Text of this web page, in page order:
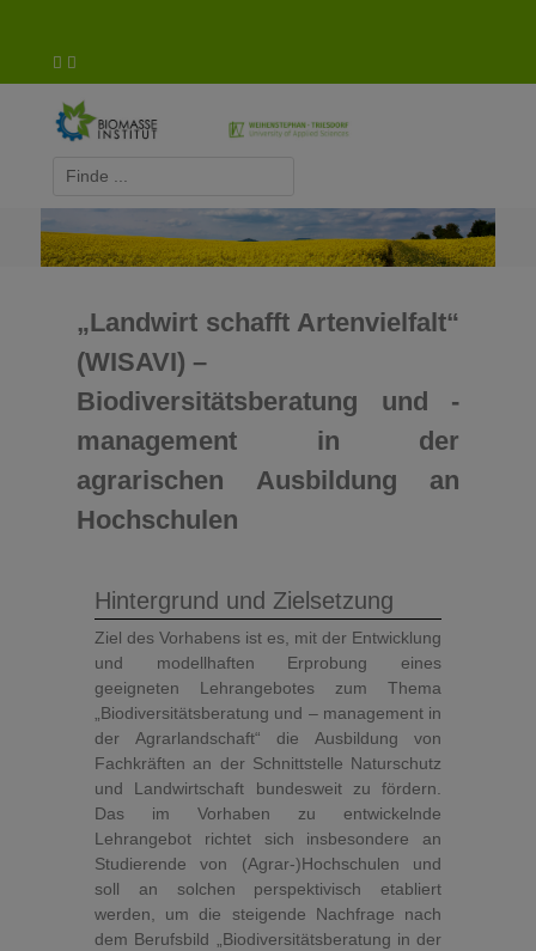
Biomasse-Institut Triesdorf
„Landwirt schafft Artenvielfalt“
(WISAVI) –
Biodiversitätsberatung und -
management in der
agrarischen Ausbildung an
Hochschulen
Hintergrund und Zielsetzung
Ziel des Vorhabens ist es, mit der Entwicklung
und modellhaften Erprobung eines
geeigneten Lehrangebotes zum Thema
„Biodiversitätsberatung und – management in
der Agrarlandschaft“ die Ausbildung von
Fachkräften an der Schnittstelle Naturschutz
und Landwirtschaft bundesweit zu fördern.
Das im Vorhaben zu entwickelnde
Lehrangebot richtet sich insbesondere an
Studierende von (Agrar-)Hochschulen und
soll an solchen perspektivisch etabliert
werden, um die steigende Nachfrage nach
dem Berufsbild „Biodiversitätsberatung in der